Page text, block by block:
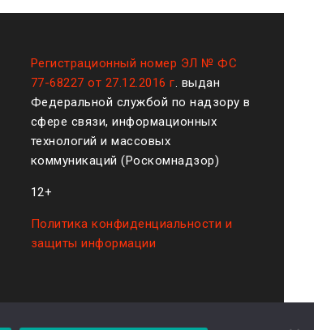
Регистрационный номер ЭЛ № ФС
77-68227 от 27.12.2016 г. выдан
Федеральной службой по надзору в
сфере связи, информационных
технологий и массовых
коммуникаций (Роскомнадзор)
12+
Политика конфиденциальности и
защиты информации